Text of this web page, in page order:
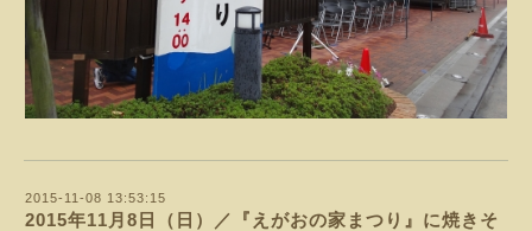
2015-11-08 13:53:15
2015年11月8日（日）／『えがおの家まつり』に焼きそ